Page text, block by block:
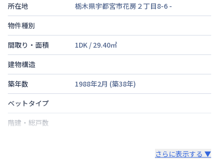
所在地 栃木県宇都宮市花房２丁目8-6 -
物件種別
間取り・面積
1DK / 29.40㎡
建物構造
築年数
1988年2月 (築38年)
ベットタイプ
階建・総戸数
さらに表示する ▼